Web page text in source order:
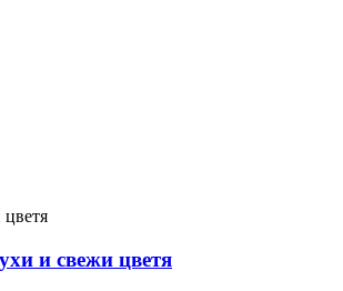
и свежи цветя